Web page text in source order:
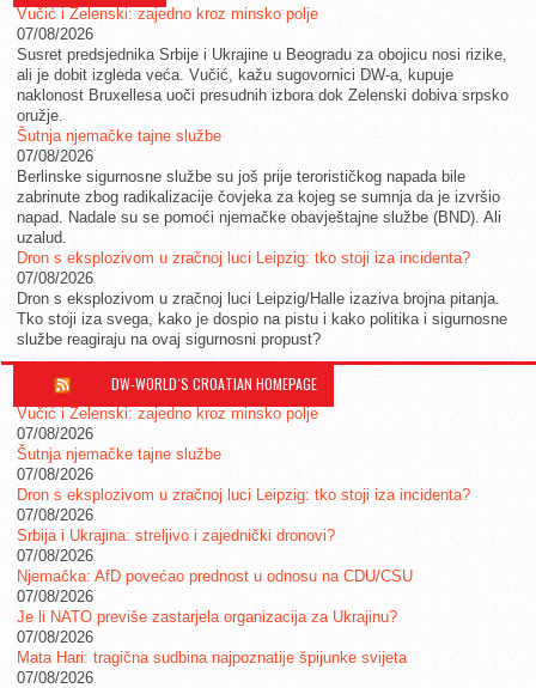
Vučić i Zelenski: zajedno kroz minsko polje
07/08/2026
Susret predsjednika Srbije i Ukrajine u Beogradu za obojicu nosi rizike,
ali je dobit izgleda veća. Vučić, kažu sugovornici DW-a, kupuje
naklonost Bruxellesa uoči presudnih izbora dok Zelenski dobiva srpsko
oružje.
Šutnja njemačke tajne službe
07/08/2026
Berlinske sigurnosne službe su još prije terorističkog napada bile
zabrinute zbog radikalizacije čovjeka za kojeg se sumnja da je izvršio
napad. Nadale su se pomoći njemačke obavještajne službe (BND). Ali
uzalud.
Dron s eksplozivom u zračnoj luci Leipzig: tko stoji iza incidenta?
07/08/2026
Dron s eksplozivom u zračnoj luci Leipzig/Halle izaziva brojna pitanja.
Tko stoji iza svega, kako je dospio na pistu i kako politika i sigurnosne
službe reagiraju na ovaj sigurnosni propust?
DW-WORLD´S CROATIAN HOMEPAGE
Vučić i Zelenski: zajedno kroz minsko polje
07/08/2026
Šutnja njemačke tajne službe
07/08/2026
Dron s eksplozivom u zračnoj luci Leipzig: tko stoji iza incidenta?
07/08/2026
Srbija i Ukrajina: streljivo i zajednički dronovi?
07/08/2026
Njemačka: AfD povećao prednost u odnosu na CDU/CSU
07/08/2026
Je li NATO previše zastarjela organizacija za Ukrajinu?
07/08/2026
Mata Hari: tragična sudbina najpoznatije špijunke svijeta
07/08/2026